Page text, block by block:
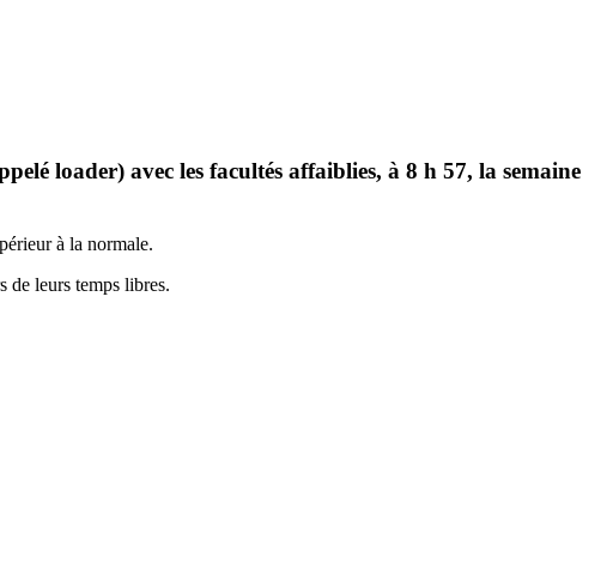
loader) avec les facultés affaiblies, à 8 h 57, la semaine
à la normale.
de leurs temps libres.